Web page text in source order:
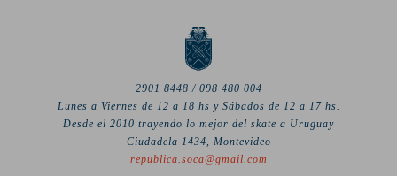
2901 8448 / 098 480 004
Lunes a Viernes de 12 a 18 hs y Sábados de 12 a 17 hs.
Desde el 2010 trayendo lo mejor del skate a Uruguay
Ciudadela 1434, Montevideo
republica.soca@gmail.com